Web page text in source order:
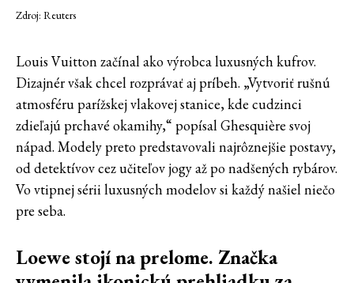
Zdroj: Reuters
Louis Vuitton začínal ako výrobca luxusných kufrov.
Dizajnér však chcel rozprávať aj príbeh. „Vytvoriť rušnú
atmosféru parížskej vlakovej stanice, kde cudzinci
zdieľajú prchavé okamihy,“ popísal Ghesquière svoj
nápad. Modely preto predstavovali najrôznejšie postavy,
od detektívov cez učiteľov jogy až po nadšených rybárov.
Vo vtipnej sérii luxusných modelov si každý našiel niečo
pre seba.
Loewe stojí na prelome. Značka